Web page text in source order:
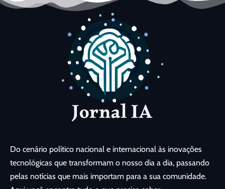
Do cenário político nacional e internacional às inovações
tecnológicas que transformam o nosso dia a dia, passando
pelas notícias que mais importam para a sua comunidade.